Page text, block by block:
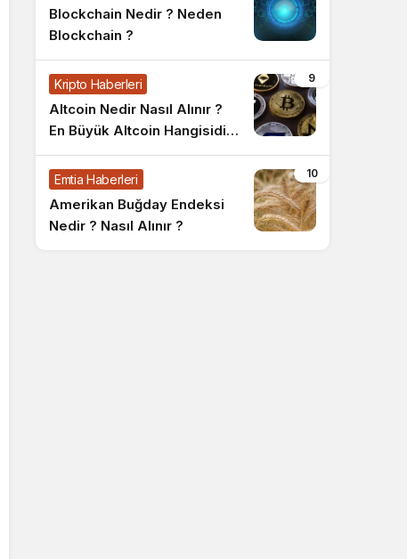
Blockchain Nedir ? Neden
Blockchain ?
9
Kripto Haberleri
Altcoin Nedir Nasıl Alınır ?
En Büyük Altcoin Hangisidir
?
10
Emtia Haberleri
Amerikan Buğday Endeksi
Nedir ? Nasıl Alınır ?